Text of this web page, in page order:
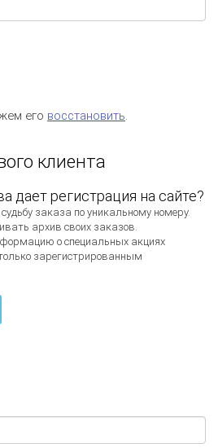
его восстановить.
клиента
дает регистрация на сайте?
заказа по уникальному номеру.
архив своих заказов.
о специальных акциях
зарегистрированным